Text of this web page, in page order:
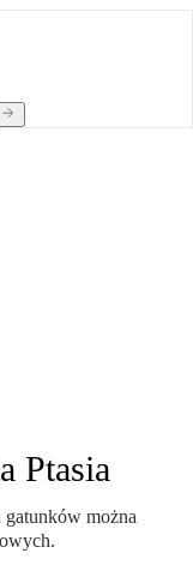
Ptasia
można